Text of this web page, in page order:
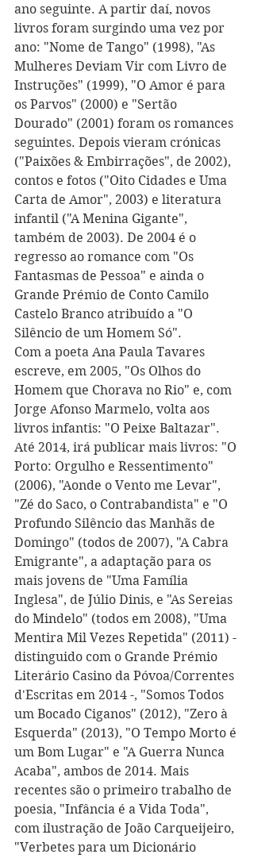
ano seguinte. A partir daí, novos
livros foram surgindo uma vez por
ano: "Nome de Tango" (1998), "As
Mulheres Deviam Vir com Livro de
Instruções" (1999), "O Amor é para
os Parvos" (2000) e "Sertão
Dourado" (2001) foram os romances
seguintes. Depois vieram crónicas
("Paixões & Embirrações", de 2002),
contos e fotos ("Oito Cidades e Uma
Carta de Amor", 2003) e literatura
infantil ("A Menina Gigante",
também de 2003). De 2004 é o
regresso ao romance com "Os
Fantasmas de Pessoa" e ainda o
Grande Prémio de Conto Camilo
Castelo Branco atribuído a "O
Silêncio de um Homem Só".
Com a poeta Ana Paula Tavares
escreve, em 2005, "Os Olhos do
Homem que Chorava no Rio" e, com
Jorge Afonso Marmelo, volta aos
livros infantis: "O Peixe Baltazar".
Até 2014, irá publicar mais livros: "O
Porto: Orgulho e Ressentimento"
(2006), "Aonde o Vento me Levar",
"Zé do Saco, o Contrabandista" e "O
Profundo Silêncio das Manhãs de
Domingo" (todos de 2007), "A Cabra
Emigrante", a adaptação para os
mais jovens de "Uma Família
Inglesa", de Júlio Dinis, e "As Sereias
do Mindelo" (todos em 2008), "Uma
Mentira Mil Vezes Repetida" (2011) -
distinguido com o Grande Prémio
Literário Casino da Póvoa/Correntes
d'Escritas em 2014 -, "Somos Todos
um Bocado Ciganos" (2012), "Zero à
Esquerda" (2013), "O Tempo Morto é
um Bom Lugar" e "A Guerra Nunca
Acaba", ambos de 2014. Mais
recentes são o primeiro trabalho de
poesia, "Infância é a Vida Toda",
com ilustração de João Carqueijeiro,
"Verbetes para um Dicionário